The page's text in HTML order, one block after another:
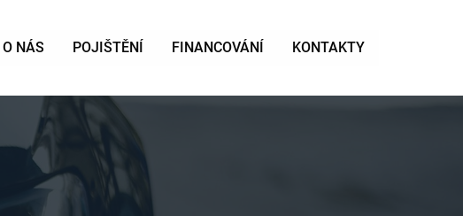
O NÁS POJIŠTĚNÍ FINANCOVÁNÍ KONTAKTY